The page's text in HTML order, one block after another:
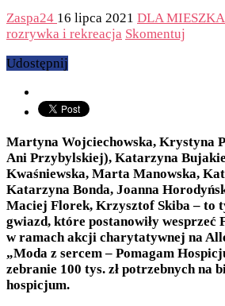
Zaspa24 16 lipca 2021 DLA
rozrywka i rekreacja Skomentuj
Udostępnij
Martyna Wojciechowska, Krystyna
Ani Przybylskiej), Katarzyna
Kwaśniewska, Marta Manowska,
Katarzyna Bonda, Joanna
Maciej Florek, Krzysztof Skiba – to
gwiazd, które postanowiły wesprzeć
w ramach akcji charytatywnej na
„Moda z sercem – Pomagam
zebranie 100 tys. zł potrzebnych na
hospicjum.